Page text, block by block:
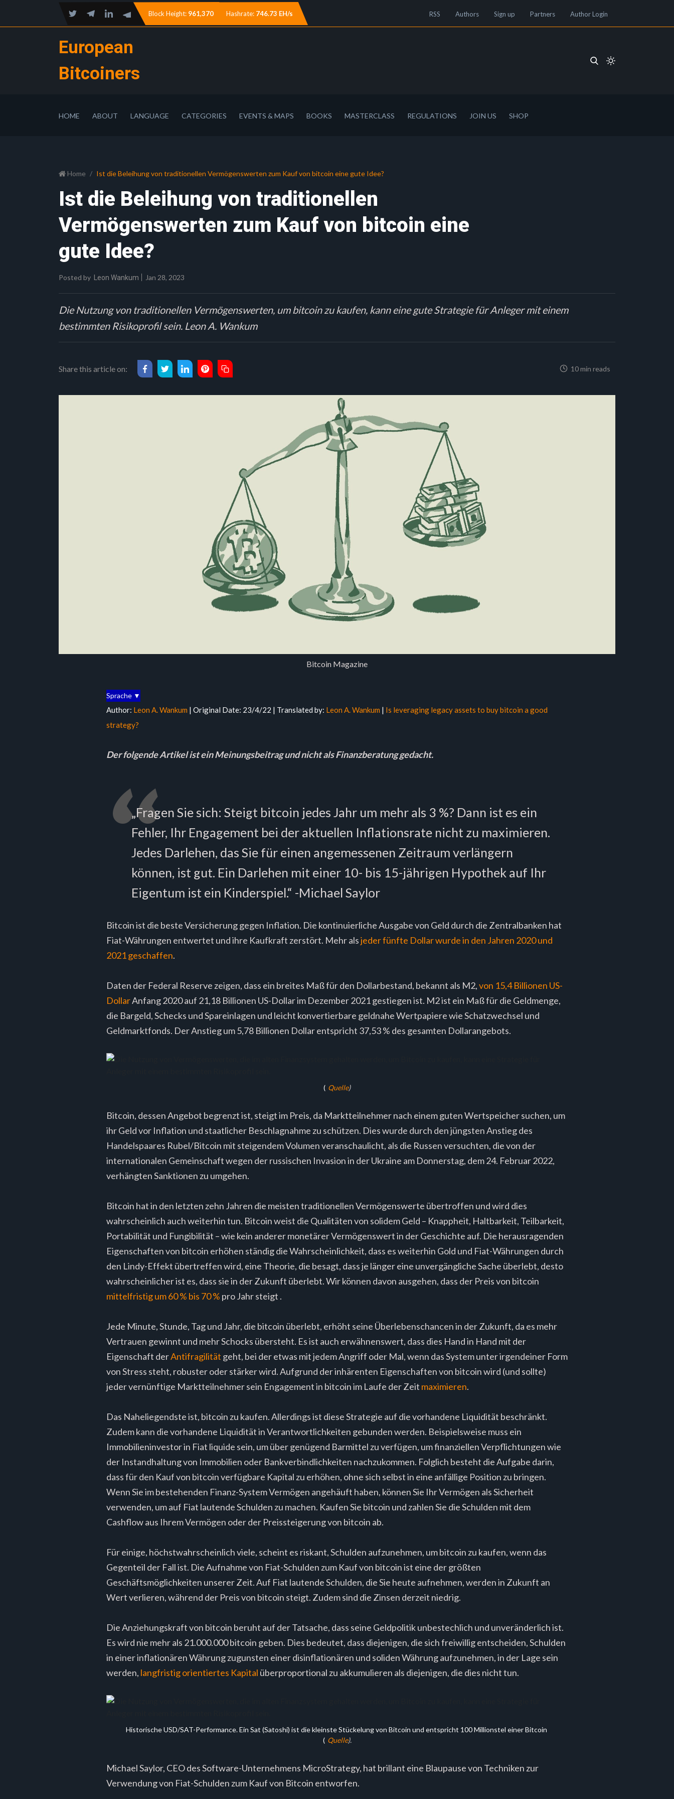
Block Height: 961,370 Hashrate: 746.73 EH/s RSS Authors Sign up Partners Author Login
European
Bitcoiners
HOME ABOUT LANGUAGE CATEGORIES EVENTS & MAPS BOOKS MASTERCLASS REGULATIONS JOIN US SHOP
Home Ist die Beleihung von traditionellen Vermögenswerten zum Kauf von bitcoin eine gute Idee?
Ist die Beleihung von traditionellen
Vermögenswerten zum Kauf von bitcoin eine
gute Idee?
Posted by Leon Wankum Jan 28, 2023
Die Nutzung von traditionellen Vermögenswerten, um bitcoin zu kaufen, kann eine gute Strategie für Anleger mit einem
bestimmten Risikoprofil sein. Leon A. Wankum
Share this article on: 10 min reads
Bitcoin Magazine
Sprache ▼
Author: Leon A. Wankum | Original Date: 23/4/22 | Translated by: Leon A. Wankum | Is leveraging legacy assets to buy bitcoin a good
strategy?
Der folgende Artikel ist ein Meinungsbeitrag und nicht als Finanzberatung gedacht.
„Fragen Sie sich: Steigt bitcoin jedes Jahr um mehr als 3 %? Dann ist es ein
Fehler, Ihr Engagement bei der aktuellen Inflationsrate nicht zu maximieren.
Jedes Darlehen, das Sie für einen angemessenen Zeitraum verlängern
können, ist gut. Ein Darlehen mit einer 10- bis 15-jährigen Hypothek auf Ihr
Eigentum ist ein Kinderspiel.“ -Michael Saylor
Bitcoin ist die beste Versicherung gegen Inflation. Die kontinuierliche Ausgabe von Geld durch die Zentralbanken hat
Fiat-Währungen entwertet und ihre Kaufkraft zerstört. Mehr alsjeder fünfte Dollar wurde in den Jahren 2020 und
2021 geschaffen.
Daten der Federal Reserve zeigen, dass ein breites Maß für den Dollarbestand, bekannt als M2,von 15,4 Billionen US-
DollarAnfang 2020 auf 21,18 Billionen US-Dollar im Dezember 2021 gestiegen ist. M2 ist ein Maß für die Geldmenge,
die Bargeld, Schecks und Spareinlagen und leicht konvertierbare geldnahe Wertpapiere wie Schatzwechsel und
Geldmarktfonds. Der Anstieg um 5,78 Billionen Dollar entspricht 37,53 % des gesamten Dollarangebots.
( Quelle)
Bitcoin, dessen Angebot begrenzt ist, steigt im Preis, da Marktteilnehmer nach einem guten Wertspeicher suchen, um
ihr Geld vor Inflation und staatlicher Beschlagnahme zu schützen. Dies wurde durch den jüngsten Anstieg des
Handelspaares Rubel/Bitcoin mit steigendem Volumen veranschaulicht, als die Russen versuchten, die von der
internationalen Gemeinschaft wegen der russischen Invasion in der Ukraine am Donnerstag, dem 24. Februar 2022,
verhängten Sanktionen zu umgehen.
Bitcoin hat in den letzten zehn Jahren die meisten traditionellen Vermögenswerte übertroffen und wird dies
wahrscheinlich auch weiterhin tun. Bitcoin weist die Qualitäten von solidem Geld – Knappheit, Haltbarkeit, Teilbarkeit,
Portabilität und Fungibilität – wie kein anderer monetärer Vermögenswert in der Geschichte auf. Die herausragenden
Eigenschaften von bitcoin erhöhen ständig die Wahrscheinlichkeit, dass es weiterhin Gold und Fiat-Währungen durch
den Lindy-Effekt übertreffen wird, eine Theorie, die besagt, dass je länger eine unvergängliche Sache überlebt, desto
wahrscheinlicher ist es, dass sie in der Zukunft überlebt. Wir können davon ausgehen, dass der Preis von bitcoin
mittelfristig um60 % bis 70 % pro Jahr steigt .
Jede Minute, Stunde, Tag und Jahr, die bitcoin überlebt, erhöht seine Überlebenschancen in der Zukunft, da es mehr
Vertrauen gewinnt und mehr Schocks übersteht. Es ist auch erwähnenswert, dass dies Hand in Hand mit der
Eigenschaft derAntifragilität geht, bei der etwas mit jedem Angriff oder Mal, wenn das System unter irgendeiner Form
von Stress steht, robuster oder stärker wird. Aufgrund der inhärenten Eigenschaften von bitcoin wird (und sollte)
jeder vernünftige Marktteilnehmer sein Engagement in bitcoin im Laufe der Zeit maximieren.
Das Naheliegendste ist, bitcoin zu kaufen. Allerdings ist diese Strategie auf die vorhandene Liquidität beschränkt.
Zudem kann die vorhandene Liquidität in Verantwortlichkeiten gebunden werden. Beispielsweise muss ein
Immobilieninvestor in Fiat liquide sein, um über genügend Barmittel zu verfügen, um finanziellen Verpflichtungen wie
der Instandhaltung von Immobilien oder Bankverbindlichkeiten nachzukommen. Folglich besteht die Aufgabe darin,
dass für den Kauf von bitcoin verfügbare Kapital zu erhöhen, ohne sich selbst in eine anfällige Position zu bringen.
Wenn Sie im bestehenden Finanz-System Vermögen angehäuft haben, können Sie Ihr Vermögen als Sicherheit
verwenden, um auf Fiat lautende Schulden zu machen. Kaufen Sie bitcoin und zahlen Sie die Schulden mit dem
Cashflow aus Ihrem Vermögen oder der Preissteigerung von bitcoin ab.
Für einige, höchstwahrscheinlich viele, scheint es riskant, Schulden aufzunehmen, um bitcoin zu kaufen, wenn das
Gegenteil der Fall ist. Die Aufnahme von Fiat-Schulden zum Kauf von bitcoin ist eine der größten
Geschäftsmöglichkeiten unserer Zeit. Auf Fiat lautende Schulden, die Sie heute aufnehmen, werden in Zukunft an
Wert verlieren, während der Preis von bitcoin steigt. Zudem sind die Zinsen derzeit niedrig.
Die Anziehungskraft von bitcoin beruht auf der Tatsache, dass seine Geldpolitik unbestechlich und unveränderlich ist.
Es wird nie mehr als 21.000.000 bitcoin geben. Dies bedeutet, dass diejenigen, die sich freiwillig entscheiden, Schulden
in einer inflationären Währung zugunsten einer disinflationären und soliden Währung aufzunehmen, in der Lage sein
werden, langfristig orientiertes Kapital überproportional zu akkumulieren als diejenigen, die dies nicht tun.
Historische USD/SAT-Performance. Ein Sat (Satoshi) ist die kleinste Stückelung von Bitcoin und entspricht 100 Millionstel einer Bitcoin
( Quelle).
Michael Saylor, CEO des Software-Unternehmens MicroStrategy, hat brillant eine Blaupause von Techniken zur
Verwendung von Fiat-Schulden zum Kauf von Bitcoin entworfen.